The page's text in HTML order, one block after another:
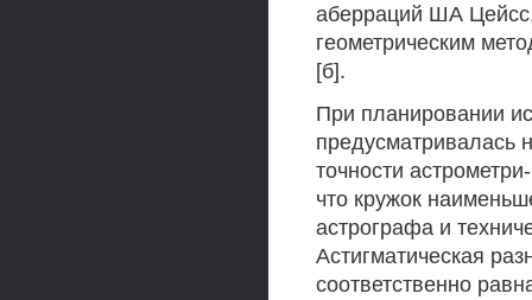
аберраций ША
геометрическим
[б].
При планировании
предусматривалась
точности
что кружок
астрографа и
Астигматическая
соответственно